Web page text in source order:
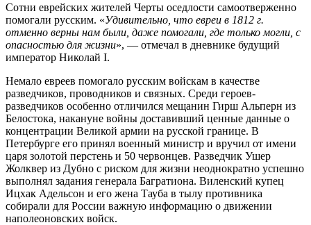
Сотни еврейских жителей Черты оседлости самоотверженно
помогали русским. «Удивительно, что евреи в 1812 г.
отменно верны нам были, даже помогали, где только могли, с
опасностью для жизни», — отмечал в дневнике будущий
император Николай I.
Немало евреев помогало русским войскам в качестве
разведчиков, проводников и связных. Среди героев-
разведчиков особенно отличился мещанин Гирш Альперн из
Белостока, накануне войны доставивший ценные данные о
концентрации Великой армии на русской границе. В
Петербурге его принял военный министр и вручил от имени
царя золотой перстень и 50 червонцев. Разведчик Ушер
Жолквер из Дубно с риском для жизни неоднократно успешно
выполнял задания генерала Багратиона. Виленский купец
Ицхак Адельсон и его жена Тауба в тылу противника
собирали для России важную информацию о движении
наполеоновских войск.